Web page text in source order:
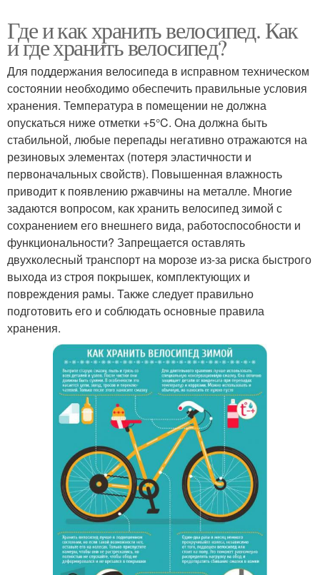
Где и как хранить велосипед. Как
и где хранить велосипед?
Для поддержания велосипеда в исправном техническом
состоянии необходимо обеспечить правильные условия
хранения. Температура в помещении не должна
опускаться ниже отметки +5°C. Она должна быть
стабильной, любые перепады негативно отражаются на
резиновых элементах (потеря эластичности и
первоначальных свойств). Повышенная влажность
приводит к появлению ржавчины на металле. Многие
задаются вопросом, как хранить велосипед зимой с
сохранением его внешнего вида, работоспособности и
функциональности? Запрещается оставлять
двухколесный транспорт на морозе из-за риска быстрого
выхода из строя покрышек, комплектующих и
повреждения рамы. Также следует правильно
подготовить его и соблюдать основные правила
хранения.